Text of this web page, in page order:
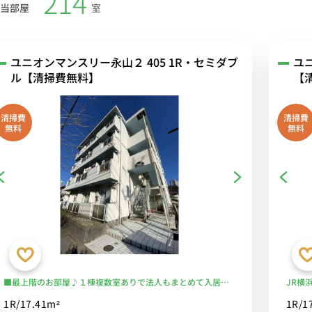
部屋 室
ユニオンマンスリー永山２ 405 1R・セミダブ
ル【清掃費無料】
清掃費
無料
■最上階のお部屋♪１棟複数室ありで法人もまとめて入居可
1R/17.41m²
ユ
清掃費
無料
JR横
1R/